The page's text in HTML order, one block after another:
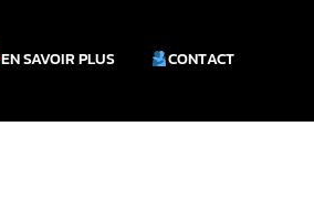
EN SAVOIR PLUS CONTACT